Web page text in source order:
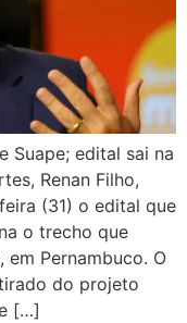
Suape; edital sai na
Renan Filho,
(31) o edital que
o trecho que
em Pernambuco. O
do projeto
[…]